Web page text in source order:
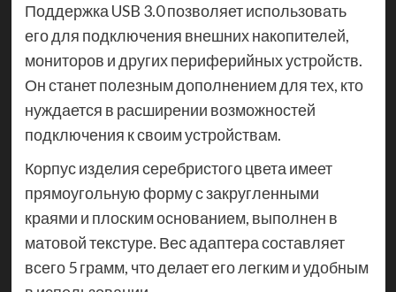
Поддержка USB 3.0 позволяет использовать
его для подключения внешних накопителей,
мониторов и других периферийных устройств.
Он станет полезным дополнением для тех, кто
нуждается в расширении возможностей
подключения к своим устройствам.
Корпус изделия серебристого цвета имеет
прямоугольную форму с закругленными
краями и плоским основанием, выполнен в
матовой текстуре. Вес адаптера составляет
всего 5 грамм, что делает его легким и удобным